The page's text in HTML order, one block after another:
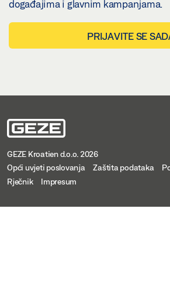
događajima i glavnim kampanjama.
PRIJAVITE SE
GEZE Kroatien d.o.o. 2026
Opći uvjeti poslovanja
Zaštita podataka
Rječnik
Impresum